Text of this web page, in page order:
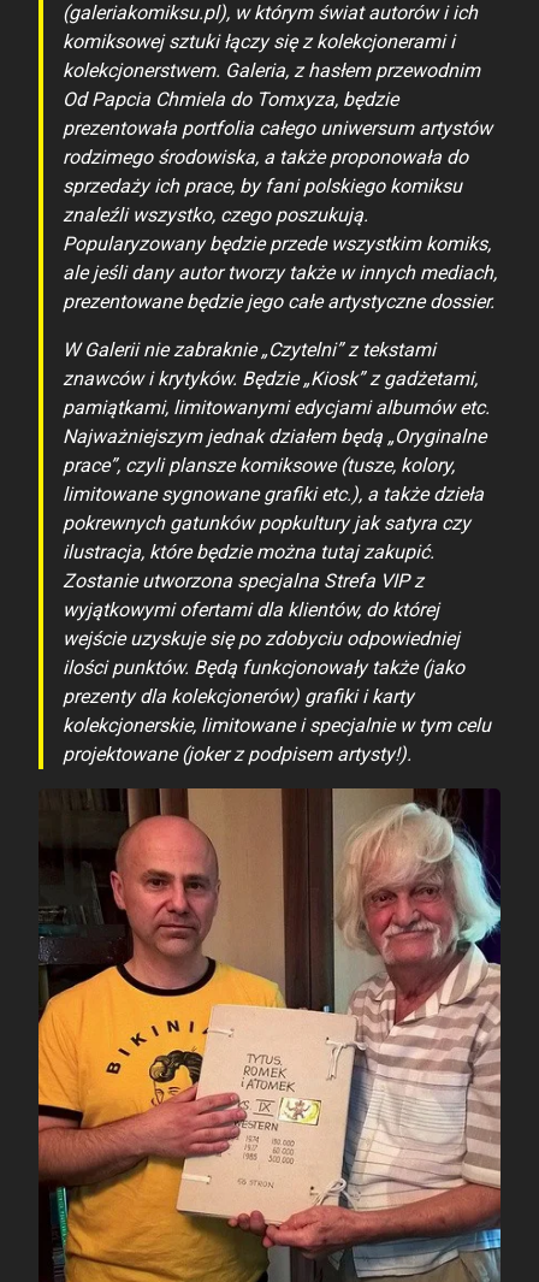
(galeriakomiksu.pl), w którym świat autorów i ich
komiksowej sztuki łączy się z kolekcjonerami i
kolekcjonerstwem. Galeria, z hasłem przewodnim
Od Papcia Chmiela do Tomxyza, będzie
prezentowała portfolia całego uniwersum artystów
rodzimego środowiska, a także proponowała do
sprzedaży ich prace, by fani polskiego komiksu
znaleźli wszystko, czego poszukują.
Popularyzowany będzie przede wszystkim komiks,
ale jeśli dany autor tworzy także w innych mediach,
prezentowane będzie jego całe artystyczne dossier.
W Galerii nie zabraknie „Czytelni” z tekstami
znawców i krytyków. Będzie „Kiosk” z gadżetami,
pamiątkami, limitowanymi edycjami albumów etc.
Najważniejszym jednak działem będą „Oryginalne
prace”, czyli plansze komiksowe (tusze, kolory,
limitowane sygnowane grafiki etc.), a także dzieła
pokrewnych gatunków popkultury jak satyra czy
ilustracja, które będzie można tutaj zakupić.
Zostanie utworzona specjalna Strefa VIP z
wyjątkowymi ofertami dla klientów, do której
wejście uzyskuje się po zdobyciu odpowiedniej
ilości punktów. Będą funkcjonowały także (jako
prezenty dla kolekcjonerów) grafiki i karty
kolekcjonerskie, limitowane i specjalnie w tym celu
projektowane (joker z podpisem artysty!).